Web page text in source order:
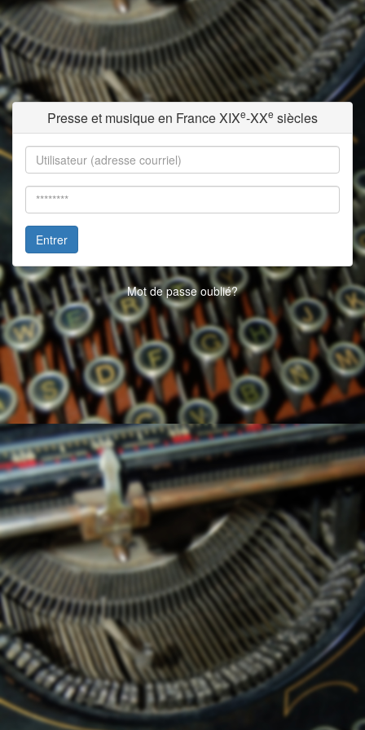
Presse et musique en France XIXe-XXe siècles
Entrer
Mot de passe oublié?